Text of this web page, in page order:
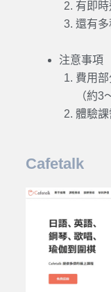
有即
還有
注意事項
費用
（約3
體驗
Cafetalk